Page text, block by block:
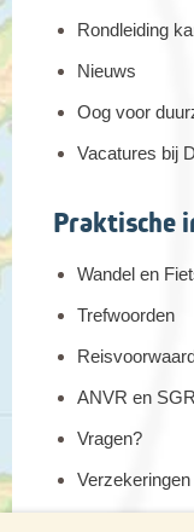
Rondleiding
Nieuws
Oog voor
Vacatures bij
Praktische
Wandel en
Trefwoorden
ANVR en SGR
Vragen?
Verzekeringen